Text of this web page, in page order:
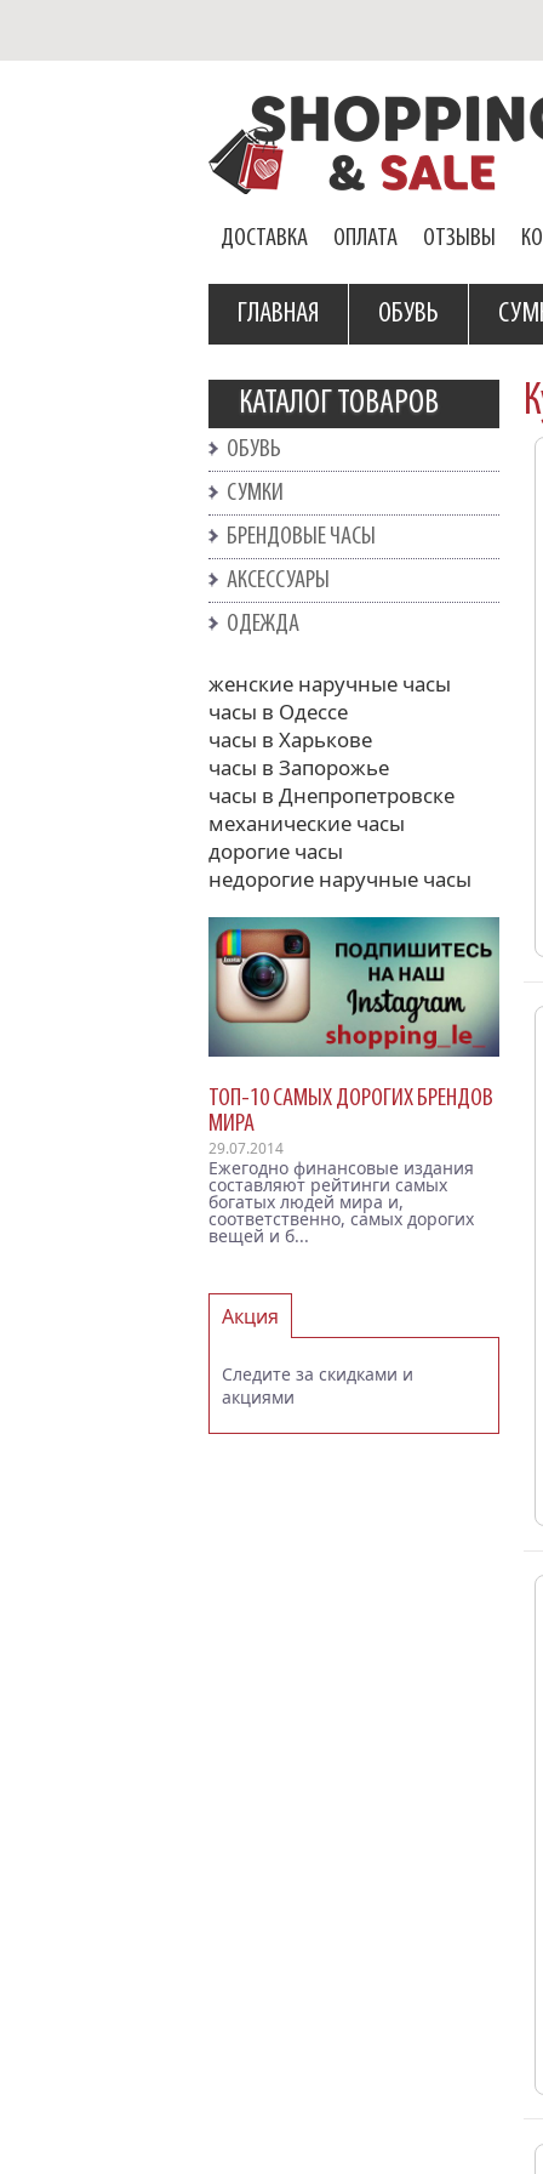
ДОСТАВКА ОПЛАТА ОТЗЫВЫ
ГЛАВНАЯ ОБУВЬ
КАТАЛОГ ТОВАРОВ
ОБУВЬ
СУМКИ
БРЕНДОВЫЕ ЧАСЫ
АКСЕССУАРЫ
ОДЕЖДА
женские наручные часы
часы в Одессе
часы в Харькове
часы в Запорожье
часы в Днепропетровске
механические часы
дорогие часы
недорогие наручные часы
ТОП-10 САМЫХ ДОРОГИХ БРЕНДОВ
МИРА
29.07.2014
Ежегодно финансовые издания
составляют рейтинги самых
богатых людей мира и,
соответственно, самых дорогих
вещей и б...
Акция
Следите за скидками и
акциями